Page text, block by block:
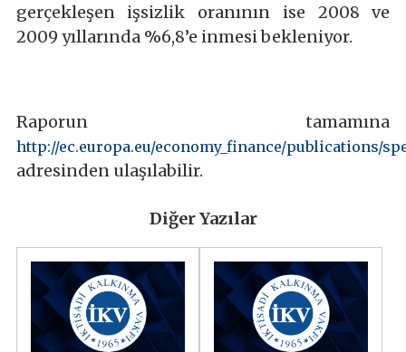
gerçekleşen işsizlik oranının ise 2008 ve
2009 yıllarında %6,8’e inmesi bekleniyor.
Raporun tamamına
http://ec.europa.eu/economy_finance/publications/
adresinden ulaşılabilir.
Diğer Yazılar